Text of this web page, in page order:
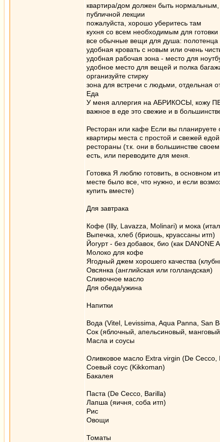
квартира/дом должен быть нормальным,
публичной лекции
пожалуйста, хорошо уберитесь там
кухня со всем необходимым для
все обычные вещи для душа:
удобная кровать с новым или очень
удобная рабочая зона - место для
удобное место для вещей и полка
организуйте стирку
зона для встречи с людьми, отдельная
Еда
У меня аллергия на АБРИКОСЫ, кожу
важное в еде это свежие и в
Ресторан или кафе Если вы планируете
квартиры места с простой и свежей
рестораны (т.к. они в большинстве
есть, или переводите для меня.
Готовка Я люблю готовить, в основном
месте было все, что нужно, и если
купить вместе)
Для завтрака
Кофе (Illy, Lavazza, Molinari) и мока
Выпечка, хлеб (бриошь, круассаны итп)
Йогурт - без добавок, био (как DANONE
Молоко для кофе
Ягодный джем хорошего качества
Овсянка (английская или голландская)
Сливочное масло
Для обеда/ужина
Напитки
Вода (Vitel, Levissima, Aqua Panna, San
Сок (яблочный, апельсиновый,
Масла и соусы
Оливковое масло Extra virgin (De Cecco,
Соевый соус (Kikkoman)
Бакалея
Паста (De Cecco, Barilla)
Лапша (яичня, соба итп)
Рис
Овощи
Томаты